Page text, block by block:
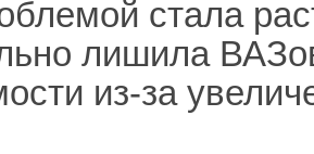
стала
лишила
из-за